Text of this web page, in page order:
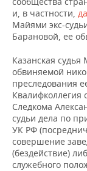
и, в частности,
Майями экс-
Барановой, ее
Казанская
обвиняемой
преследования
Квалифколлегия
Следкома
судьи дела по
УК РФ
совершение
(бездействие)
служебного